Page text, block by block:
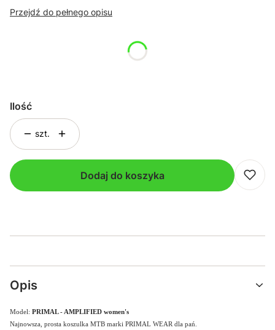
Przejdź do pełnego opisu
Ilość
szt.
Dodaj do koszyka
Opis
Model: PRIMAL - AMPLIFIED women's
Najnowsza, prosta koszulka MTB marki PRIMAL WEAR dla pań.